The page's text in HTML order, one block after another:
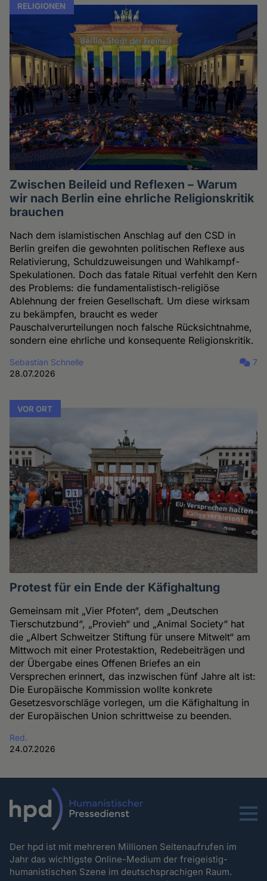
RELIGIONEN
Zwischen Beileid und Reflexen – Warum
wir nach Berlin eine ehrliche Religionskritik
brauchen
Nach dem islamistischen Anschlag auf den CSD in
Berlin greifen die gewohnten politischen Reflexe aus
Relativierung, Schuldzuweisungen und Wahlkampf-
Spekulationen. Doch das fatale Ritual verfehlt den Kern
des Problems: die fundamentalistisch-religiöse
Ablehnung der freien Gesellschaft. Um diese wirksam
zu bekämpfen, braucht es weder
Pauschalverurteilungen noch falsche Rücksichtnahme,
sondern eine ehrliche und konsequente Religionskritik.
Sebastian Schnelle
28.07.2026
7
VOR ORT
Protest für ein Ende der Käfighaltung
Gemeinsam mit „Vier Pfoten“, dem „Deutschen
Tierschutzbund“, „Provieh“ und „Animal Society“ hat
die „Albert Schweitzer Stiftung für unsere Mitwelt“ am
Mittwoch mit einer Protestaktion, Redebeiträgen und
der Übergabe eines Offenen Briefes an ein
Versprechen erinnert, das inzwischen fünf Jahre alt ist:
Die Europäische Kommission wollte konkrete
Gesetzesvorschläge vorlegen, um die Käfighaltung in
der Europäischen Union schrittweise zu beenden.
Red.
24.07.2026
Menu
Der hpd ist mit mehreren Millionen Seitenaufrufen im
Jahr das wichtigste Online-Medium der freigeistig-
humanistischen Szene im deutschsprachigen Raum.